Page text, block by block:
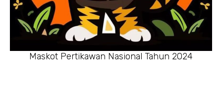
Maskot Pertikawan Nasional Tahun 2024